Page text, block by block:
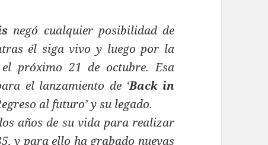
negó cualquier posibilidad de
él siga vivo y luego por la
próximo 21 de octubre. Esa
el lanzamiento de ‘Back in
al futuro’ y su legado.
años de su vida para realizar
y para ello ha grabado nuevas